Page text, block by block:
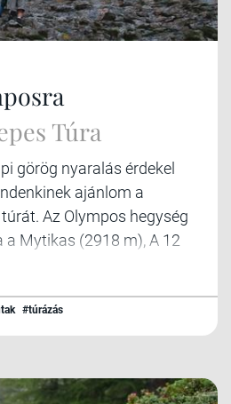
Túra
görög nyaralás érdekel
ajánlom a
Az Olympos hegység
Mytikas (2918 m), A 12
túra árán lehet feljutni.
#túrázás